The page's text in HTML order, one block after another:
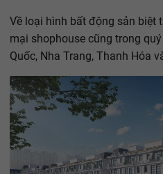
Về loại hình bất động sản biệt
mại shophouse cũng trong
Quốc, Nha Trang, Thanh Hóa